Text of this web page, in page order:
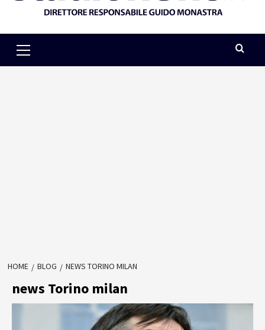
Menu
HOME BLOG NEWS TORINO MILAN
news Torino milan